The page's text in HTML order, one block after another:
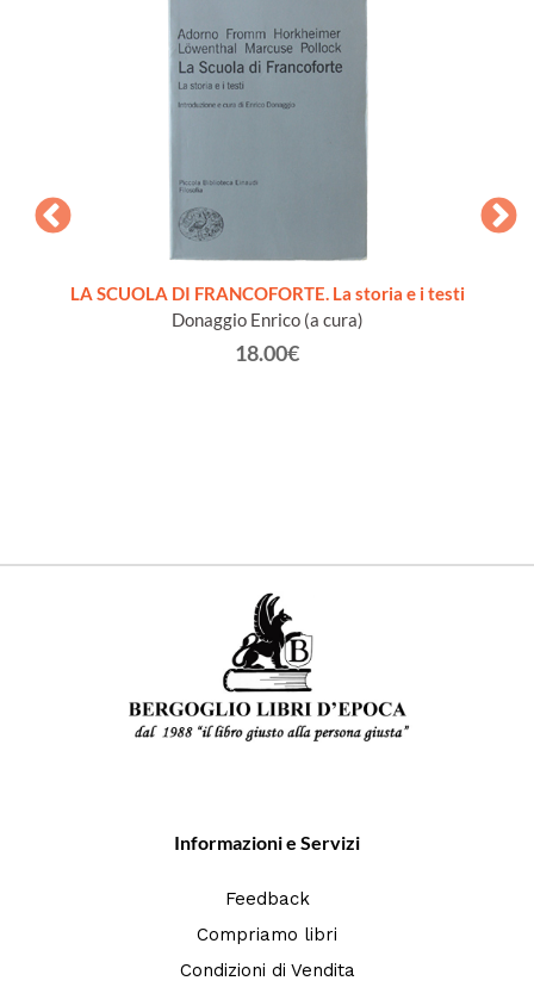
LA SCUOLA DI FRANCOFORTE. La storia e i testi
Donaggio Enrico (a cura)
18.00€
Informazioni e Servizi
Feedback
Compriamo libri
Condizioni di Vendita